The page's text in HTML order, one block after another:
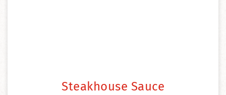
Steakhouse Sauce